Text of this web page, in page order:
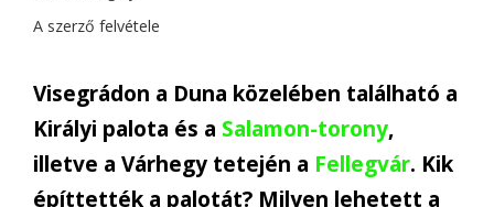
A szerző felvétele
Visegrádon a Duna közelében található a
Királyi palota és a Salamon-torony,
illetve a Várhegy tetején a Fellegvár. Kik
építtették a palotát? Milyen lehetett a